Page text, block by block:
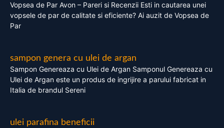
Vopsea de Par Avon – Pareri si Recenzii Esti in cautarea unei
vopsele de par de calitate si eficiente? Ai auzit de Vopsea de
Par
sampon genera cu ulei de argan
Sampon Genereaza cu Ulei de Argan Samponul Genereaza cu
Ulei de Argan este un produs de ingrijire a parului fabricat in
Italia de brandul Sereni
ulei parafina beneficii